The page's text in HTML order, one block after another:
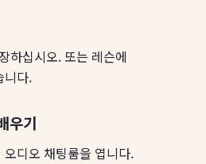
하십시오. 또는 레슨에
니다.
우기
디오 채팅룸을 엽니다.